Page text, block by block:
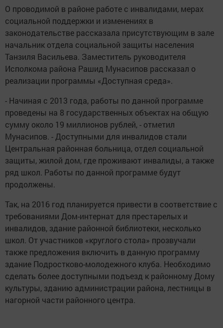
О проводимой в районе работе с инвалидами, мерах
социальной поддержки и изменениях в
законодательстве рассказала присутствующим в зале
начальник отдела социальной защиты населения
Танзиля Васильева. Заместитель руководителя
Исполкома района Рашид Мунасипов рассказал о
реализации программы «Доступная среда».
- Начиная с 2013 года, работы по данной программе
проведены на 8 государственных объектах на общую
сумму около 19 миллионов рублей, - отметил
Мунасипов. - Доступными для инвалидов стали
Центральная районная больница, отдел социальной
защиты, жилой дом, где проживают инвалиды, а также
ряд школ. Работы по данной программе будут
продолжены.
Так, на 2016 год планируется привести в соответствие с
требованиями Дом-интернат для престарелых и
инвалидов, здание районной библиотеки, несколько
школ. От участников «круглого стола» прозвучали
также предложения включить в данную программу
здание Подростково-молодежного клуба. Необходимо
сделать более доступными подъезд к районному Дому
культуры, зданию администрации района, лестницы в
нагорной части районного центра.